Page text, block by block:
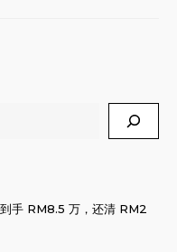
手 RM8.5 万，还清 RM2